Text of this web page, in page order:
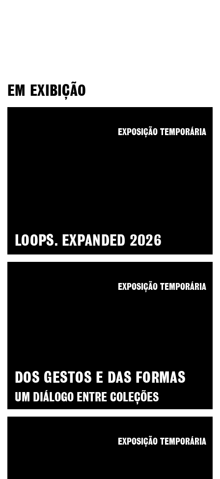
EM EXIBIÇÃO
LOOPS. EXPANDED 2026
EXPOSIÇÃO TEMPORÁRIA
DOS GESTOS E DAS FORMAS
UM DIÁLOGO ENTRE COLEÇÕES
EXPOSIÇÃO TEMPORÁRIA
EXPOSIÇÃO TEMPORÁRIA